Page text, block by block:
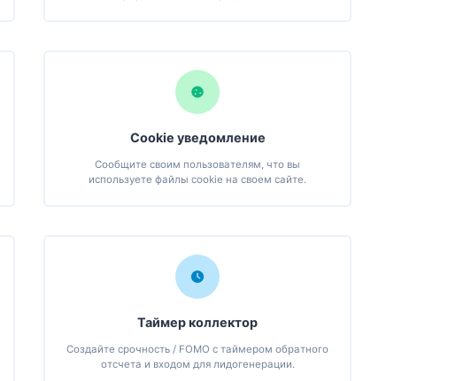
Cookie уведомление
Сообщите своим пользователям, что вы
используете файлы cookie на своем сайте.
Таймер коллектор
Создайте срочность / FOMO с таймером обратного
отсчета и входом для лидогенерации.